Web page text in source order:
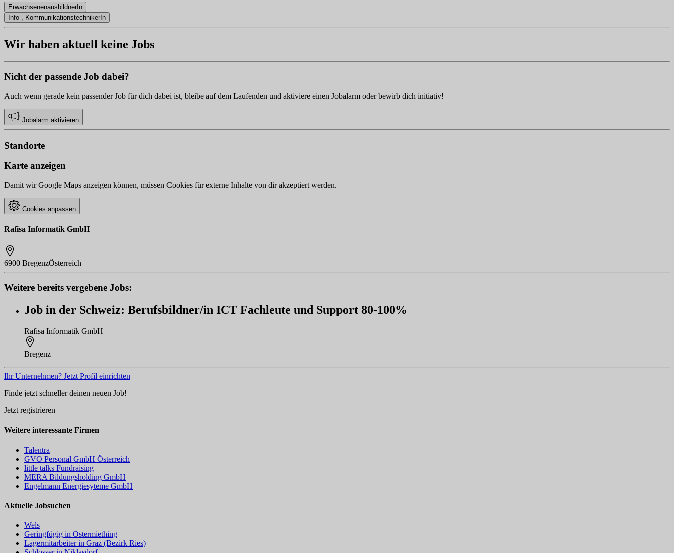
ErwachsenenausbildnerIn
Info-, KommunikationstechnikerIn
Wir haben aktuell keine Jobs
Nicht der passende Job dabei?
Auch wenn gerade kein passender Job für dich dabei ist, bleibe auf dem Laufenden und aktiviere einen Jobalarm oder bewirb dich initiativ!
Jobalarm aktivieren
Standorte
Karte anzeigen
Damit wir Google Maps anzeigen können, müssen Cookies für externe Inhalte von dir akzeptiert werden.
Cookies anpassen
Rafisa Informatik GmbH
6900 BregenzÖsterreich
Weitere bereits vergebene Jobs:
Job in der Schweiz: Berufsbildner/in ICT Fachleute und Support 80-100%
Rafisa Informatik GmbH
Bregenz
Ihr Unternehmen? Jetzt Profil einrichten
Finde jetzt schneller deinen neuen Job!
Jetzt registrieren
Weitere interessante Firmen
Talentra
GVO Personal GmbH Österreich
little talks Fundraising
MERA Bildungsholding GmbH
Engelmann Energiesyteme GmbH
Aktuelle Jobsuchen
Wels
Geringfügig in Ostermiething
Lagermitarbeiter in Graz (Bezirk Ries)